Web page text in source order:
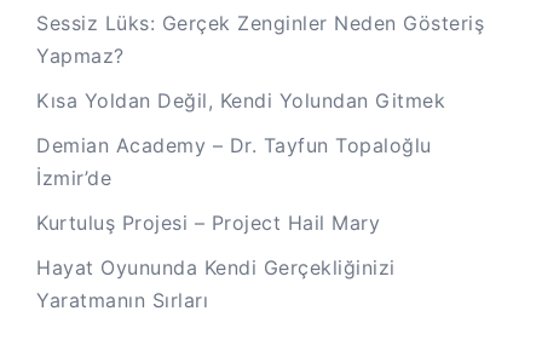
Sessiz Lüks: Gerçek Zenginler Neden Gösteriş
Yapmaz?
Kısa Yoldan Değil, Kendi Yolundan Gitmek
Demian Academy – Dr. Tayfun Topaloğlu
İzmir’de
Kurtuluş Projesi – Project Hail Mary
Hayat Oyununda Kendi Gerçekliğinizi
Yaratmanın Sırları